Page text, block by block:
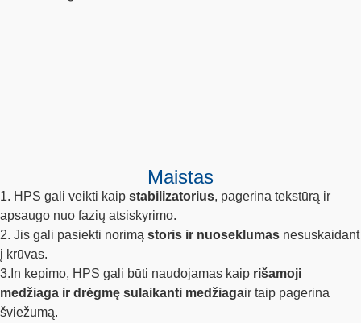
Maistas
1. HPS gali veikti kaip stabilizatorius, pagerina tekstūrą ir
apsaugo nuo fazių atsiskyrimo.
2. Jis gali pasiekti norimą storis ir nuoseklumas nesuskaidant
į krūvas.
3.In kepimo, HPS gali būti naudojamas kaip rišamoji
medžiaga ir drėgmę sulaikanti medžiagair taip pagerina
šviežumą.